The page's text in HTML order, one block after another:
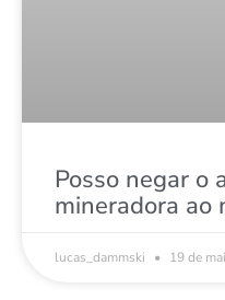
Posso negar o
mineradora ao
lucas_dammski 19 de